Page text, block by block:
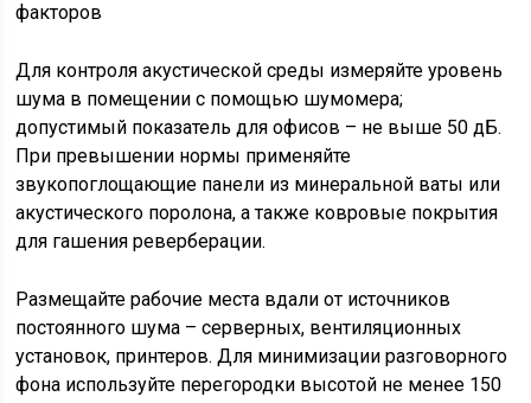
Для контроля акустической среды измеряйте уровень
шума в помещении с помощью шумомера;
допустимый показатель для офисов – не выше 50 дБ.
При превышении нормы применяйте
звукопоглощающие панели из минеральной ваты или
акустического поролона, а также ковровые покрытия
для гашения реверберации.
Размещайте рабочие места вдали от источников
постоянного шума – серверных, вентиляционных
установок, принтеров. Для минимизации разговорного
фона используйте перегородки высотой не менее 150